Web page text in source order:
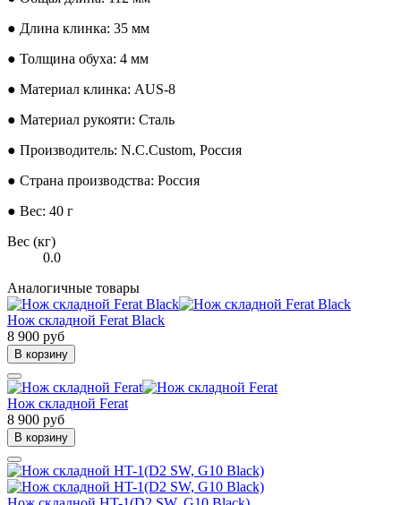
● Длина клинка: 35 мм
● Толщина обуха: 4 мм
● Материал клинка: AUS-8
● Материал рукояти: Сталь
● Производитель: N.C.Custom, Россия
● Страна производства: Россия
● Вес: 40 г
Вес (кг)
0.0
Аналогичные товары
Нож складной Ferat Black
8 900 руб
В корзину
Нож складной Ferat
8 900 руб
В корзину